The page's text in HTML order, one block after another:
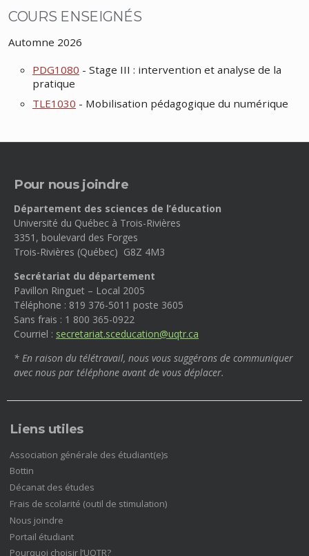
COURS ENSEIGNÉS
Automne 2026
PDG1080 - Stage III : intervention et analyse de la
pratique
TLE1030 - Mobilisation pédagogique du numérique
Pour nous joindre
Département des sciences de l’éducation
Université du Québec à Trois-Rivières
3351, boulevard des Forges
Trois-Rivières (Québec) G8Z 4M3
Secrétariat du département
Pavillon Ringuet – Local 2005
Téléphone : 819 376-5011 poste 3605
Sans frais : 1 800 365-0922
Courriel : secretariat.sceducation@uqtr.ca
* En raison du télétravail, nous vous suggérons de communiquer
avec nous par téléphone avant de vous déplacer.
Liens utiles
Association générale des étudiant(e)s
Bottin
fenêtre)
Décanat des études
fenêtre)
Frais de scolarité (outil de stimulation)(nouvelle
Nous joindre
Portail étudiant(nouvelle
fenêtre)
Pourquoi choisir l’UQTR?(nouvelle